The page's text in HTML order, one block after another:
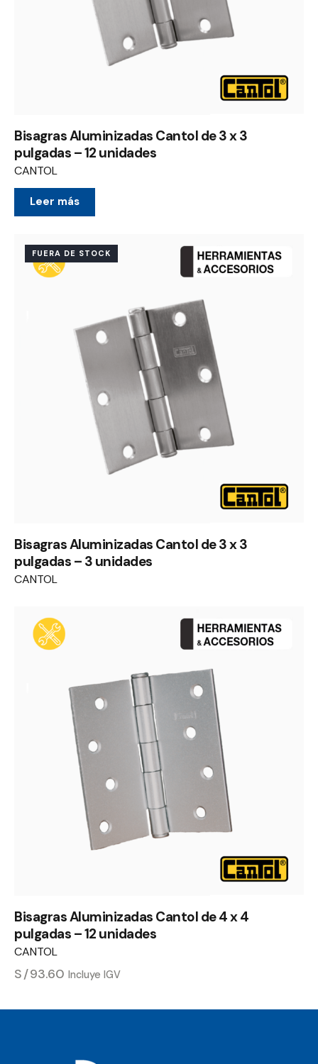
Bisagras Aluminizadas Cantol de 3 x 3
pulgadas – 12 unidades
CANTOL
Leer más
FUERA DE STOCK
Bisagras Aluminizadas Cantol de 3 x 3
pulgadas – 3 unidades
CANTOL
Bisagras Aluminizadas Cantol de 4 x 4
pulgadas – 12 unidades
CANTOL
S/93.60 Incluye IGV